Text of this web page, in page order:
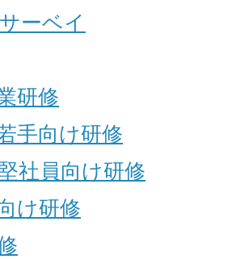
ーベイ
研修
手向け研修
社員向け研修
け研修